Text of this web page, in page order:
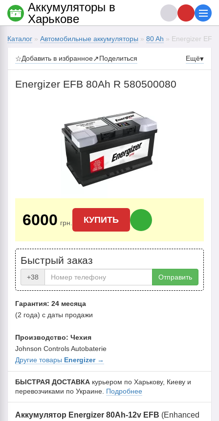
Каталог » Автомобильные аккумуляторы » 80 Ah » Energizer
☆Добавить в избранное↗Поделиться Ещё▾
Energizer EFB 80Ah R 580500080
6000 грн. КУПИТЬ
Быстрый заказ
+38 Отправить
Гарантия: 24 месяца
(2 года) с даты продажи
Производство: Чехия
Johnson Controls Autobaterie
Другие товары Energizer→
БЫСТРАЯ ДОСТАВКА курьером по Харькову, Киеву и
перевозчиками по Украине. Подробнее
Аккумулятор Energizer 80Ah-12v EFB (Enhanced
Аккумуляторы в
Харькове